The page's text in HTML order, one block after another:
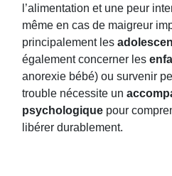
l’alimentation et une peur
même en cas de maigreur
principalement les
également concerner les
anorexie bébé) ou survenir
trouble nécessite un
psychologique pour
libérer durablement.